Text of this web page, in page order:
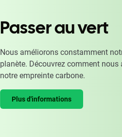
Passer au vert
Nous améliorons constamment
planète. Découvrez comment
notre empreinte carbone.
Plus d'informations